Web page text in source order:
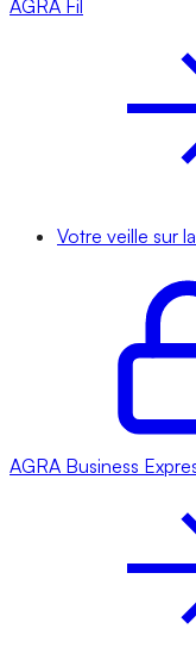
AGRA Fil
Votre veille sur
AGRA Business